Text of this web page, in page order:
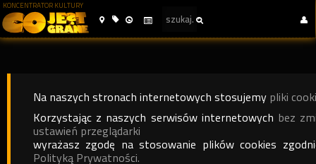
KONCENTRATOR KULTURY
Na naszych stronach internetowych stosujemy pliki
Korzystając z naszych serwisów internetowych bez
ustawień przeglądarki
wyrażasz zgodę na stosowanie plików cookies
Polityką Prywatności.